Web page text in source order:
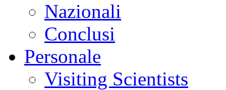
Nazionali
Conclusi
Personale
Visiting Scientists